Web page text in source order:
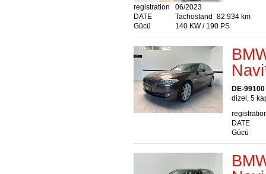
registration
DATE
06/2023
Tachostand
82.934 km
Gücü
140 KW / 190 PS
DE-
dizel, 5
DATE
Gücü